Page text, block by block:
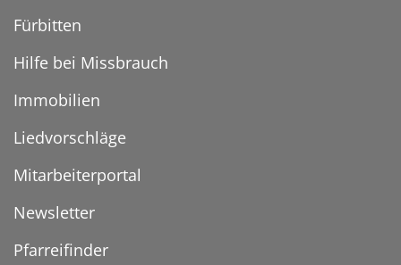
Fürbitten
Hilfe bei Missbrauch
Immobilien
Liedvorschläge
Mitarbeiterportal
Newsletter
Pfarreifinder